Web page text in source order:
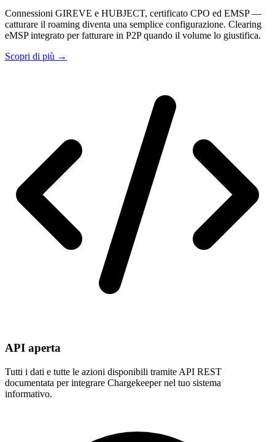
Connessioni GIREVE e HUBJECT, certificato CPO ed EMSP —
catturare il roaming diventa una semplice configurazione. Clearing
eMSP integrato per fatturare in P2P quando il volume lo giustifica.
Scopri di più →
API aperta
Tutti i dati e tutte le azioni disponibili tramite API REST
documentata per integrare Chargekeeper nel tuo sistema
informativo.